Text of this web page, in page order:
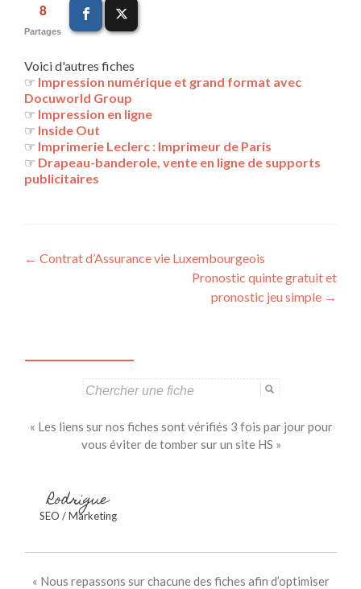
8
Partages
Voici d'autres fiches
☞ Impression numérique et grand format avec
Docuworld Group
☞ Impression en ligne
☞ Inside Out
☞ Imprimerie Leclerc : Imprimeur de Paris
☞ Drapeau-banderole, vente en ligne de supports
publicitaires
Navigation
← Contrat d’Assurance vie Luxembourgeois
Pronostic quinte gratuit et
pronostic jeu simple →
« Les liens sur nos fiches sont vérifiés 3 fois par jour pour
vous éviter de tomber sur un site HS »
Rodrigue
SEO / Marketing
« Nous repassons sur chacune des fiches afin d’optimiser